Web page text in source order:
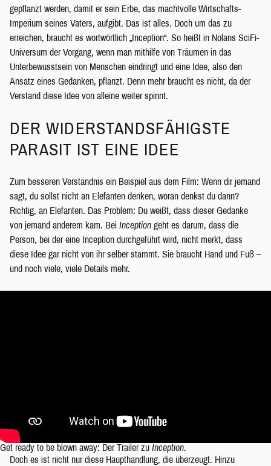
gepflanzt werden, damit er sein Erbe, das machtvolle Wirtschafts-
Imperium seines Vaters, aufgibt. Das ist alles. Doch um das zu
erreichen, braucht es wortwörtlich „Inception“. So heißt in Nolans SciFi-
Universum der Vorgang, wenn man mithilfe von Träumen in das
Unterbewusstsein von Menschen eindringt und eine Idee, also den
Ansatz eines Gedanken, pflanzt. Denn mehr braucht es nicht, da der
Verstand diese Idee von alleine weiter spinnt.
DER WIDERSTANDSFÄHIGSTE
PARASIT IST EINE IDEE
Zum besseren Verständnis ein Beispiel aus dem Film: Wenn dir jemand
sagt, du sollst nicht an Elefanten denken, woran denkst du dann?
Richtig, an Elefanten. Das Problem: Du weißt, dass dieser Gedanke
von jemand anderem kam. Bei Inception geht es darum, dass die
Person, bei der eine Inception durchgeführt wird, nicht merkt, dass
diese Idee gar nicht von ihr selber stammt. Sie braucht Hand und Fuß –
und noch viele, viele Details mehr.
Get ready to be blown away: Der Trailer zu Inception.
Doch es ist nicht nur diese Haupthandlung, die überzeugt. Hinzu